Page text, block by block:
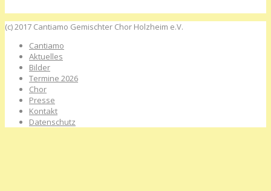
(c) 2017 Cantiamo Gemischter Chor Holzheim e.V.
Cantiamo
Aktuelles
Bilder
Termine 2026
Chor
Presse
Kontakt
Datenschutz